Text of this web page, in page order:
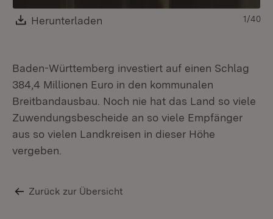
Download:
Herunterladen 1/40
Baden-Württemberg investiert auf einen Schlag
384,4 Millionen Euro in den kommunalen
Breitbandausbau. Noch nie hat das Land so viele
Zuwendungsbescheide an so viele Empfänger
aus so vielen Landkreisen in dieser Höhe
vergeben.
Zurück zur Übersicht